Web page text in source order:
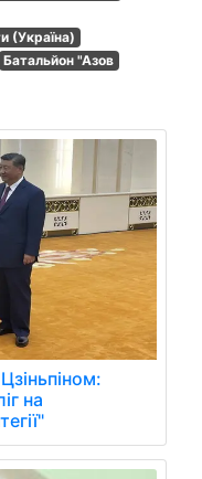
(Україна)
Батальйон "Азов
на